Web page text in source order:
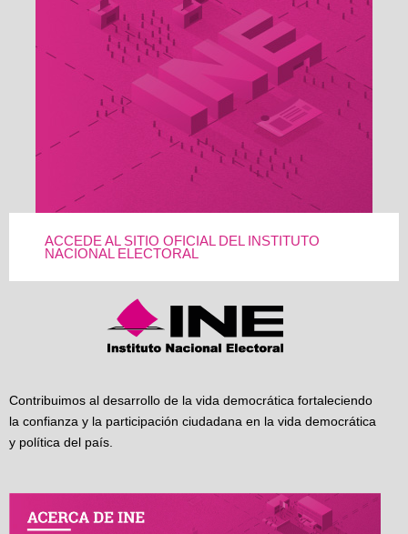
ACCEDE AL SITIO OFICIAL DEL INSTITUTO
NACIONAL ELECTORAL
Contribuimos al desarrollo de la vida democrática fortaleciendo
la confianza y la participación ciudadana en la vida democrática
y política del país.